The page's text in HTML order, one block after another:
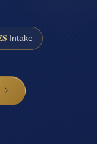
Intake